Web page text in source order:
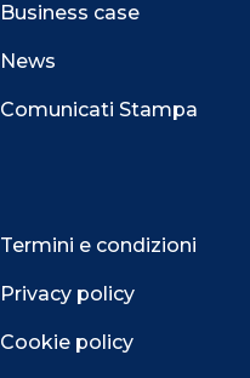
Business case
News
Comunicati Stampa
Termini e condizioni
Privacy policy
Cookie policy